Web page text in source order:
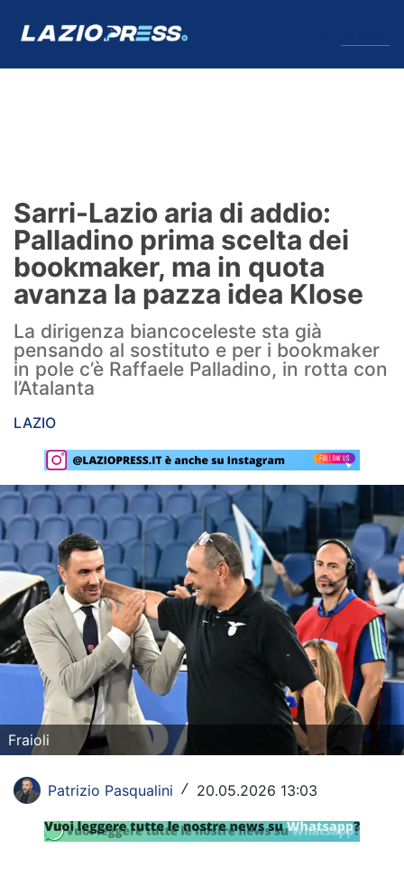
Formello
Infortuni
Primavera
Calciomercato
Lazio Women
Rassegna Lazio
Social
Calcio
Serie A
Champions League
Europa League
Altri Sport
Formula 1
Tennis
Vela
SHOP LAZIO
Sarri-Lazio aria di addio:
Palladino prima scelta dei
bookmaker, ma in quota
avanza la pazza idea Klose
La dirigenza biancoceleste sta già
pensando al sostituto e per i bookmaker
in pole c’è Raffaele Palladino, in rotta con
l’Atalanta
LAZIO
Fraioli
Patrizio Pasqualini / 20.05.2026 13:03